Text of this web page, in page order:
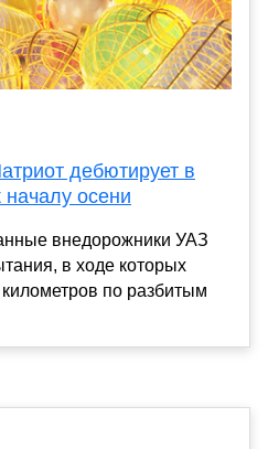
дебютирует в
началу осени
внедорожники УАЗ
в ходе которых
по разбитым